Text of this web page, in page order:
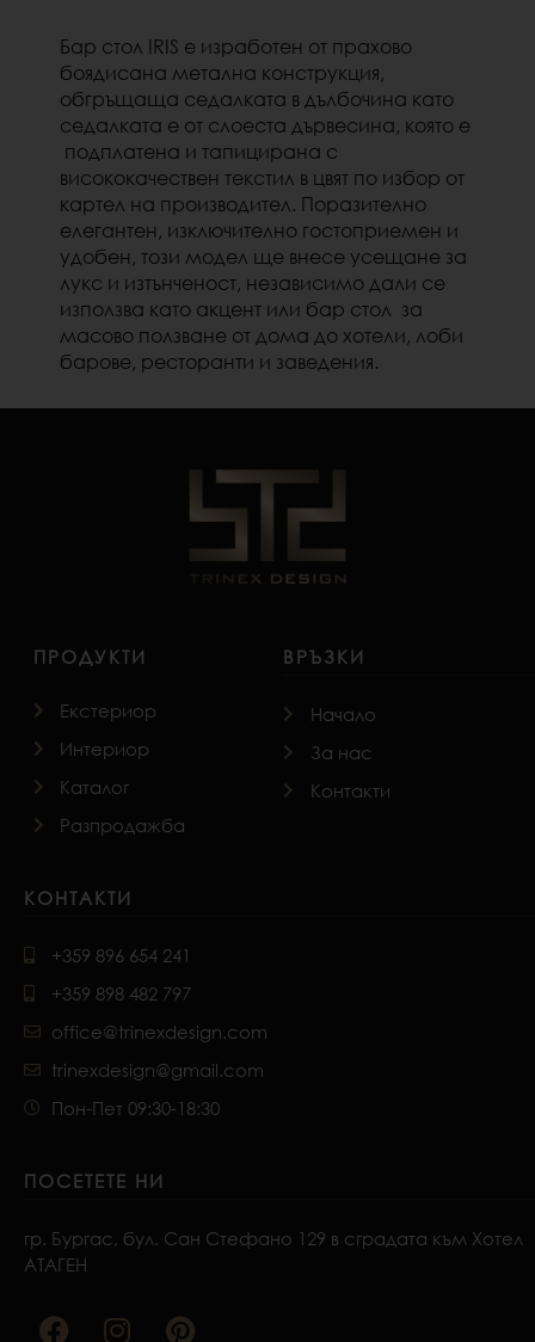
Бар стол IRIS е изработен от прахово
боядисана метална конструкция,
обгръщаща седалката в дълбочина като
седалката е от слоеста дървесина, която е
подплатена и тапицирана с
висококачествен текстил в цвят по избор от
картел на производител. Поразително
елегантен, изключително гостоприемен и
удобен, този модел ще внесе усещане за
лукс и изтънченост, независимо дали се
използва като акцент или бар стол за
масово ползване от дома до хотели, лоби
барове, ресторанти и заведения.
ПРОДУКТИ
Екстериор
Интериор
Каталог
Разпродажба
ВРЪЗКИ
Начало
За нас
Контакти
КОНТАКТИ
+359 896 654 241
+359 898 482 797
office@trinexdesign.com
trinexdesign@gmail.com
Пон-Пет 09:30-18:30
ПОСЕТЕТЕ НИ
гр. Бургас, бул. Сан Стефано 129 в сградата към Хотел
АТАГЕН
a n i